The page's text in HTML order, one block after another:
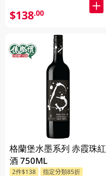
$138.00
格蘭堡水墨系列 赤霞珠紅
酒 750ML
2件$138 指定分類85折